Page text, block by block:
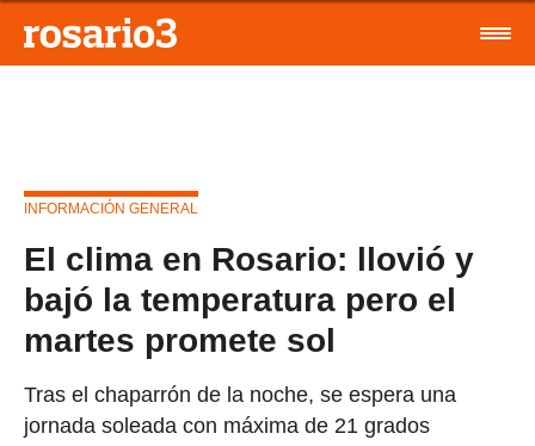
INFORMACIÓN GENERAL
El clima en Rosario: llovió y
bajó la temperatura pero el
martes promete sol
Tras el chaparrón de la noche, se espera una
jornada soleada con máxima de 21 grados